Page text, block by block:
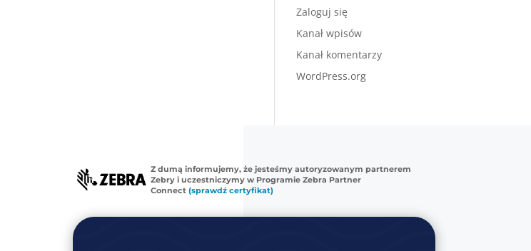
Zaloguj się
Kanał wpisów
Kanał komentarzy
WordPress.org
Z dumą informujemy, że jesteśmy autoryzowanym partnerem
Zebry i uczestniczymy w Programie Zebra Partner
Connect (sprawdź certyfikat)